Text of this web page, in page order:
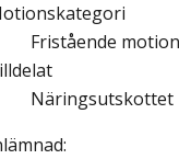
Fristående motion
Näringsutskottet
: